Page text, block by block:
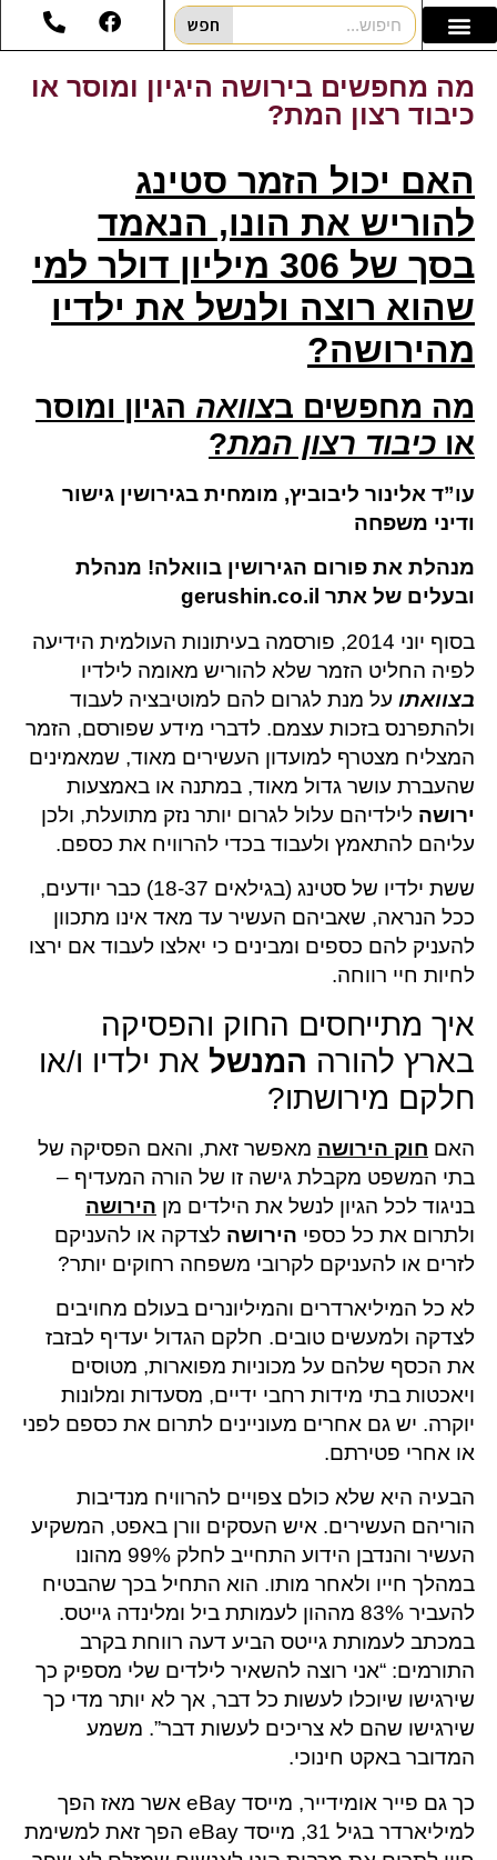
חפש
מה מחפשים בירושה היגיון ומוסר או
כיבוד רצון המת?
האם יכול הזמר סטינג
להוריש את הונו, הנאמד
בסך של 306 מיליון דולר למי
שהוא רוצה ולנשל את ילדיו
מהירושה?
מה מחפשים בצוואה הגיון ומוסר
או כיבוד רצון המת?
עו”ד אלינור ליבוביץ, מומחית בגירושין גישור
ודיני משפחה
מנהלת את פורום הגירושין בוואלה! מנהלת
ובעלים של אתר gerushin.co.il
בסוף יוני 2014, פורסמה בעיתונות העולמית הידיעה
לפיה החליט הזמר שלא להוריש מאומה לילדיו
בצוואתו על מנת לגרום להם למוטיבציה לעבוד
ולהתפרנס בזכות עצמם. לדברי מידע שפורסם, הזמר
המצליח מצטרף למועדון העשירים מאוד, שמאמינים
שהעברת עושר גדול מאוד, במתנה או באמצעות
ירושה לילדיהם עלול לגרום יותר נזק מתועלת, ולכן
עליהם להתאמץ ולעבוד בכדי להרוויח את כספם.
ששת ילדיו של סטינג (בגילאים 18-37) כבר יודעים,
ככל הנראה, שאביהם העשיר עד מאד אינו מתכוון
להעניק להם כספים ומבינים כי יאלצו לעבוד אם ירצו
לחיות חיי רווחה.
איך מתייחסים החוק והפסיקה
בארץ להורה המנשל את ילדיו ו/או
חלקם מירושתו?
האם חוק הירושה מאפשר זאת, והאם הפסיקה של
בתי המשפט מקבלת גישה זו של הורה המעדיף –
בניגוד לכל הגיון לנשל את הילדים מן הירושה
ולתרום את כל כספי הירושה לצדקה או להעניקם
לזרים או להעניקם לקרובי משפחה רחוקים יותר?
לא כל המיליארדרים והמיליונרים בעולם מחויבים
לצדקה ולמעשים טובים. חלקם הגדול יעדיף לבזבז
את הכסף שלהם על מכוניות מפוארות, מטוסים
ויאכטות בתי מידות רחבי ידיים, מסעדות ומלונות
יוקרה. יש גם אחרים מעוניינים לתרום את כספם לפני
או אחרי פטירתם.
הבעיה היא שלא כולם צפויים להרוויח מנדיבות
הוריהם העשירים. איש העסקים וורן באפט, המשקיע
העשיר והנדבן הידוע התחייב לחלק 99% מהונו
במהלך חייו ולאחר מותו. הוא התחיל בכך שהבטיח
להעביר 83% מההון לעמותת ביל ומלינדה גייטס.
במכתב לעמותת גייטס הביע דעה רווחת בקרב
התורמים: “אני רוצה להשאיר לילדים שלי מספיק כך
שירגישו שיוכלו לעשות כל דבר, אך לא יותר מדי כך
שירגישו שהם לא צריכים לעשות דבר”. משמע
המדובר באקט חינוכי.
כך גם פייר אומידייר, מייסד eBay אשר מאז הפך
למיליארדר בגיל 31, מייסד eBay הפך זאת למשימת